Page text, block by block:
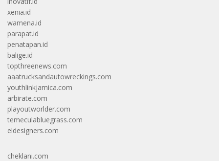
xenia.id
wamena.id
parapat.id
penatapan.id
balige.id
topthreenews.com
aaatrucksandautowreckings.com
youthlinkjamica.com
arbirate.com
playoutworlder.com
temeculabluegrass.com
eldesigners.com
cheklani.com